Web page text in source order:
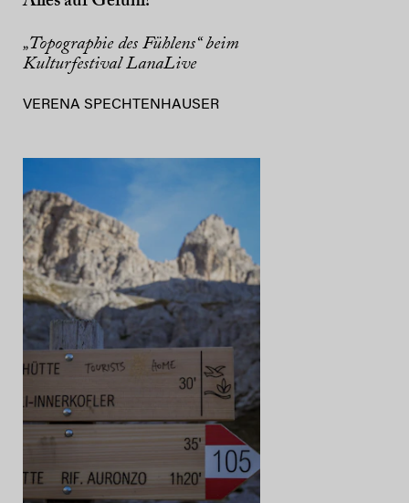
„Topographie des Fühlens“ beim
Kulturfestival LanaLive
VERENA SPECHTENHAUSER